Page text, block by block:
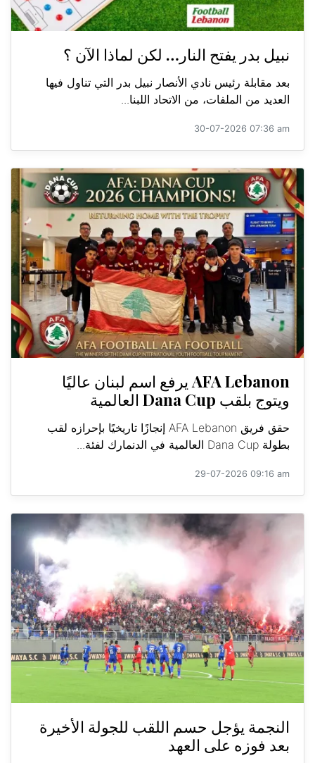
نبيل بدر يفتح النار… لكن لماذا الآن ؟
بعد مقابلة رئيس نادي الأنصار نبيل بدر التي تناول فيها
العديد من الملفات، من الاتحاد اللبنا...
30-07-2026 07:36 am
AFA Lebanon يرفع اسم لبنان عاليًا
ويتوج بلقب Dana Cup العالمية
حقق فريق AFA Lebanon إنجازًا تاريخيًا بإحرازه لقب
بطولة Dana Cup العالمية في الدنمارك لفئة...
29-07-2026 09:16 am
النجمة يؤجل حسم اللقب للجولة الأخيرة
بعد فوزه على العهد